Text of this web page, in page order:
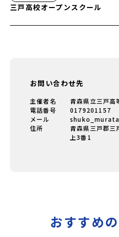
三戸高校オープンスクール
お問い合わせ先
主催者名
青森県立三戸高
電話番号
0179201157
メール
住所
青森県三戸郡三
上3番1
おすすめ